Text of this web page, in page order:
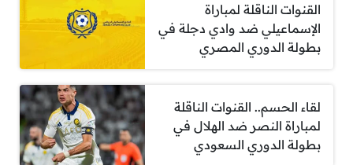
القنوات الناقلة لمباراة
الإسماعيلي ضد وادي دجلة في
بطولة الدوري المصري
لقاء الحسم.. القنوات الناقلة
لمباراة النصر ضد الهلال في
بطولة الدوري السعودي